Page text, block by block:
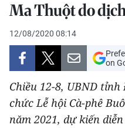
CHÍNH TRỊ
KINH TẾ
VĂN HÓA
XÃ HỘI
PHÁP LUẬT
Ma Thuột do
12/08/2020 08:14
on
Chiều 12-8, UBND
chức Lễ hội Cà-phê
năm 2021, dự kiến